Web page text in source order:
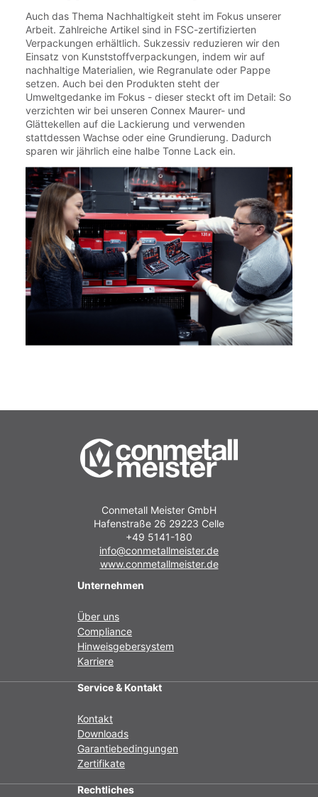
Auch das Thema Nachhaltigkeit steht im Fokus unserer
Arbeit. Zahlreiche Artikel sind in FSC-zertifizierten
Verpackungen erhältlich. Sukzessiv reduzieren wir den
Einsatz von Kunststoffverpackungen, indem wir auf
nachhaltige Materialien, wie Regranulate oder Pappe
setzen. Auch bei den Produkten steht der
Umweltgedanke im Fokus - dieser steckt oft im Detail: So
verzichten wir bei unseren Connex Maurer- und
Glättekellen auf die Lackierung und verwenden
stattdessen Wachse oder eine Grundierung. Dadurch
sparen wir jährlich eine halbe Tonne Lack ein.
Conmetall Meister GmbH
Hafenstraße 26 29223 Celle
+49 5141-180
info@conmetallmeister.de
www.conmetallmeister.de
Unternehmen
Über uns
Compliance
Hinweisgebersystem
Karriere
Service & Kontakt
Kontakt
Downloads
Garantiebedingungen
Zertifikate
Rechtliches